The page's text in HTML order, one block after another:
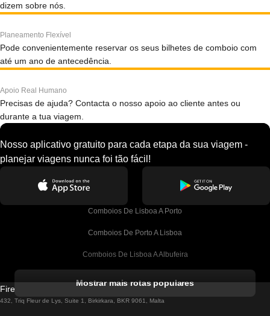
dizem sobre nós.
Planeamento Flexível
Pode convenientemente reservar os seus bilhetes de comboio com
até um ano de antecedência.
Apoio Real Humano
Precisas de ajuda? Contacta o nosso apoio ao cliente antes ou
durante a tua viagem.
Nosso aplicativo gratuito para cada etapa da sua viagem -
planejar viagens nunca foi tão fácil!
Comboios De Lisboa A Porto
Comboios De Porto A Lisboa
Comboios De Lisboa A Albufeira
Comboios De Lisboa A Lagos
Mostrar mais rotas populares
Firebird GT Limited (OC 1451)
432, Triq Fleur de Lys, Suite 1, Birkirkara, BKR 9061, Malta